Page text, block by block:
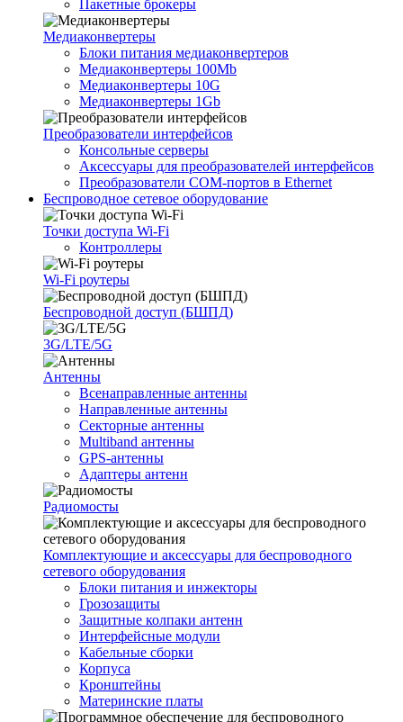
Пакетные брокеры
Медиаконвертеры
Блоки питания медиаконвертеров
Медиаконвертеры 100Mb
Медиаконвертеры 10G
Медиаконвертеры 1Gb
Преобразователи интерфейсов
Консольные серверы
Аксессуары для преобразователей интерфейсов
Преобразователи COM-портов в Ethernet
Беспроводное сетевое оборудование
Точки доступа Wi-Fi
Контроллеры
Wi-Fi роутеры
Беспроводной доступ (БШПД)
3G/LTE/5G
Антенны
Всенаправленные антенны
Направленные антенны
Секторные антенны
Multiband антенны
GPS-антенны
Адаптеры антенн
Радиомосты
Комплектующие и аксессуары для беспроводного
сетевого оборудования
Блоки питания и инжекторы
Грозозащиты
Защитные колпаки антенн
Интерфейсные модули
Кабельные сборки
Корпуса
Кронштейны
Материнские платы